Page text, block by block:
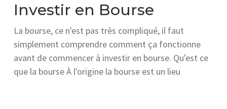
Investir en Bourse
La bourse, ce n'est pas très compliqué, il faut
simplement comprendre comment ça fonctionne
avant de commencer à investir en bourse. Qu'est ce
que la bourse À l'origine la bourse est un lieu